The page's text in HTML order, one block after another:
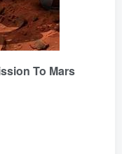
To Mars